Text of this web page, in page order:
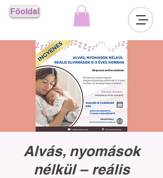
Főoldal
Alvás, nyomások
nélkül – reális